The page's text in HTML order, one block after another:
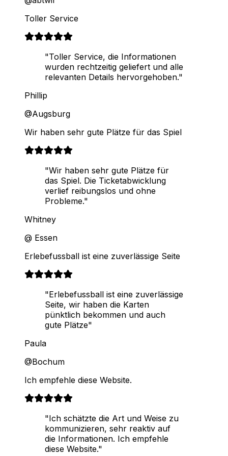
Toller Service
"Toller Service, die Informationen
wurden rechtzeitig geliefert und alle
relevanten Details hervorgehoben."
Phillip
@Augsburg
Wir haben sehr gute Plätze für das Spiel
"Wir haben sehr gute Plätze für
das Spiel. Die Ticketabwicklung
verlief reibungslos und ohne
Probleme."
Whitney
@ Essen
Erlebefussball ist eine zuverlässige Seite
"Erlebefussball ist eine zuverlässige
Seite, wir haben die Karten
pünktlich bekommen und auch
gute Plätze"
Paula
@Bochum
Ich empfehle diese Website.
"Ich schätzte die Art und Weise zu
kommunizieren, sehr reaktiv auf
die Informationen. Ich empfehle
diese Website."